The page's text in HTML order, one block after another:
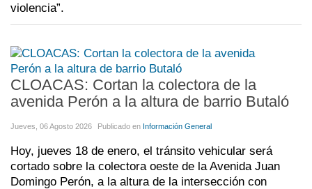
violencia”.
CLOACAS: Cortan la colectora de la
avenida Perón a la altura de barrio Butaló
Jueves, 06 Agosto 2026 Publicado en Información General
Hoy, jueves 18 de enero, el tránsito vehicular será
cortado sobre la colectora oeste de la Avenida Juan
Domingo Perón, a la altura de la intersección con